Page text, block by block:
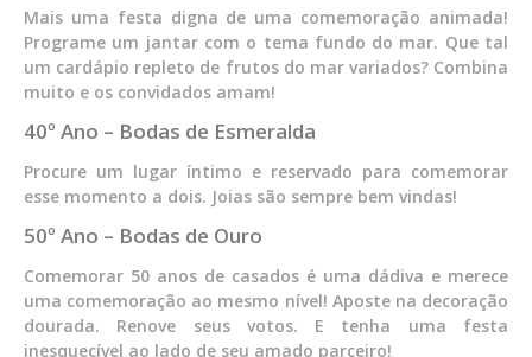
Mais uma festa digna de uma comemoração animada!
Programe um jantar com o tema fundo do mar. Que tal
um cardápio repleto de frutos do mar variados? Combina
muito e os convidados amam!
40º Ano – Bodas de Esmeralda
Procure um lugar íntimo e reservado para comemorar
esse momento a dois. Joias são sempre bem vindas!
50º Ano – Bodas de Ouro
Comemorar 50 anos de casados é uma dádiva e merece
uma comemoração ao mesmo nível! Aposte na decoração
dourada. Renove seus votos. E tenha uma festa
inesquecível ao lado de seu amado parceiro!